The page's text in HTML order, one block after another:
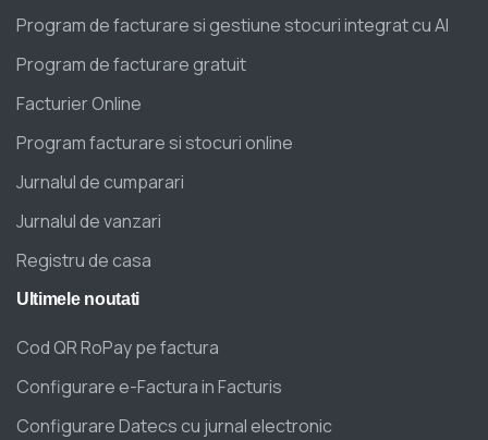
Program de facturare si gestiune stocuri integrat cu AI
Program de facturare gratuit
Facturier Online
Program facturare si stocuri online
Jurnalul de cumparari
Jurnalul de vanzari
Registru de casa
Ultimele noutati
Cod QR RoPay pe factura
Configurare e-Factura in Facturis
Configurare Datecs cu jurnal electronic